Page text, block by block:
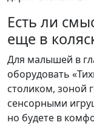
Есть ли
еще в
Для малышей в
оборудовать
столиком, зоной
сенсорными
но будете в